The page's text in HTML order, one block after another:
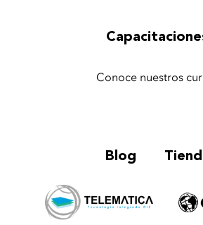
Conoce nuestros
Blog